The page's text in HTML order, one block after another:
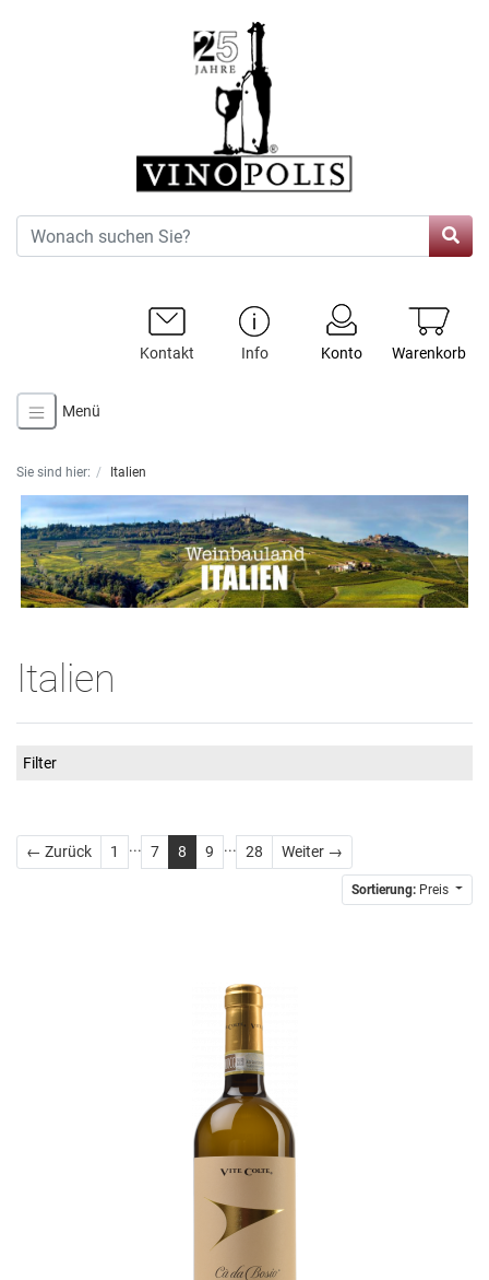
Warenkorb
Konto
Info
Kontakt
Menü
Sie sind hier: Italien
Italien
Filter
← ZurückZurück
1 ... 7 8 9 ... 28 Weiter →
Sortierung: Preis